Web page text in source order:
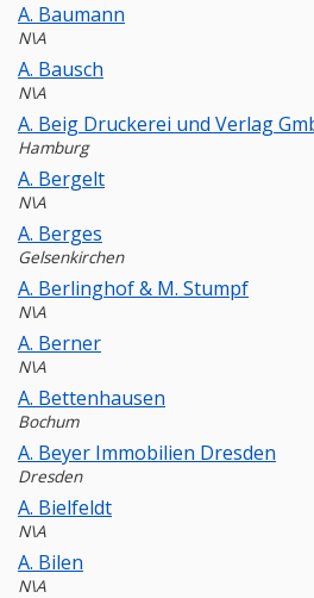
A. Baumann
N\A
A. Bausch
N\A
A. Beig Druckerei und Verlag
Hamburg
A. Bergelt
N\A
A. Berges
Gelsenkirchen
A. Berlinghof & M. Stumpf
N\A
A. Berner
N\A
A. Bettenhausen
Bochum
A. Beyer Immobilien Dresden
Dresden
A. Bielfeldt
N\A
A. Bilen
N\A